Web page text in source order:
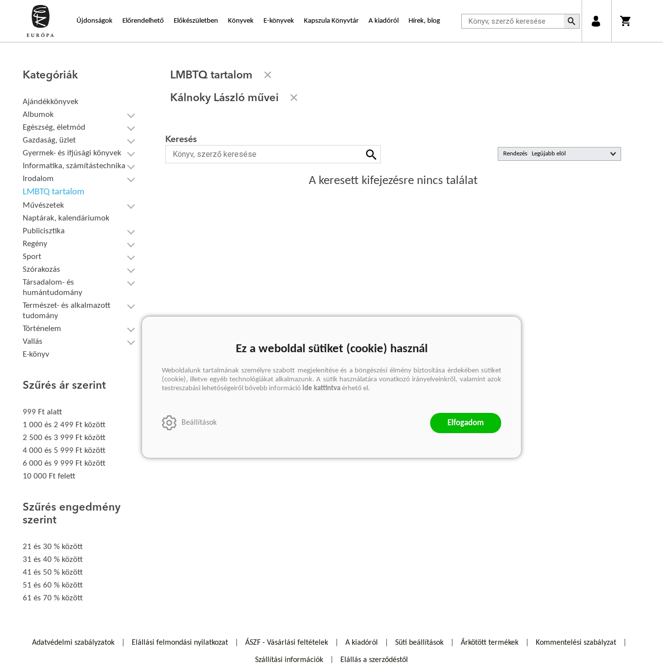
Újdonságok Előrendelhető Előkészületben Könyvek E-könyvek Kapszula Könyvtár A kiadóról Hírek, blog
Kategóriák
Ajándékkönyvek
Albumok
Egészség, életmód
Gazdaság, üzlet
Gyermek- és ifjúsági könyvek
Informatika, számítástechnika
Irodalom
LMBTQ tartalom
Művészetek
Naptárak, kalendáriumok
Publicisztika
Regény
Sport
Szórakozás
Társadalom- és
humántudomány
Természet- és alkalmazott
tudomány
Történelem
Vallás
E-könyv
Szűrés ár szerint
999 Ft alatt
1 000 és 2 499 Ft között
2 500 és 3 999 Ft között
4 000 és 5 999 Ft között
6 000 és 9 999 Ft között
10 000 Ft felett
Szűrés engedmény
szerint
21 és 30 % között
31 és 40 % között
41 és 50 % között
51 és 60 % között
61 és 70 % között
LMBTQ tartalom
Kálnoky László művei
Rendezés
Keresés
A keresett kifejezésre nincs találat
Adatvédelmi szabályzatok Elállási felmondási nyilatkozat ÁSZF - Vásárlási feltételek A kiadóról Süti beállítások Árkötött termékek Kommentelési szabályzat
Szállítási információk Elállás a szerződéstől
Ez a weboldal sütiket (cookie) használ
Weboldalunk tartalmának személyre szabott megjelenítése és a böngészési élmény biztosítása érdekében sütiket
(cookie), illetve egyéb technológiákat alkalmazunk. A sütik használatára vonatkozó irányelveinkről, valamint azok
testreszabási lehetőségeiről bővebb információ ide kattintva érhető el.
Beállítások Elfogadom